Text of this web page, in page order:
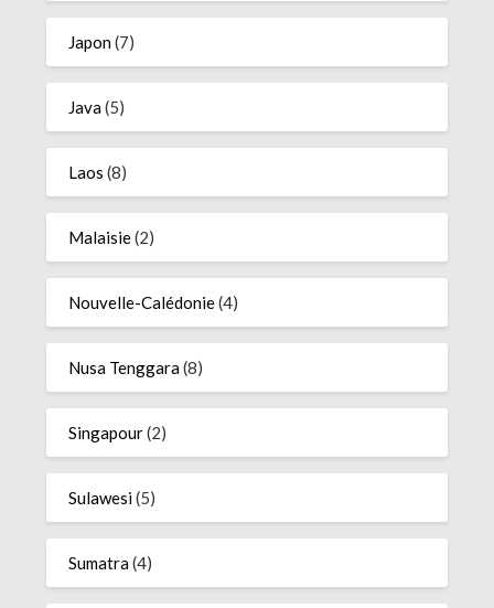
Japon(7)
Java(5)
Laos (8)
Malaisie(2)
Nouvelle-Calédonie(4)
Nusa Tenggara(8)
Singapour(2)
Sulawesi(5)
Sumatra(4)